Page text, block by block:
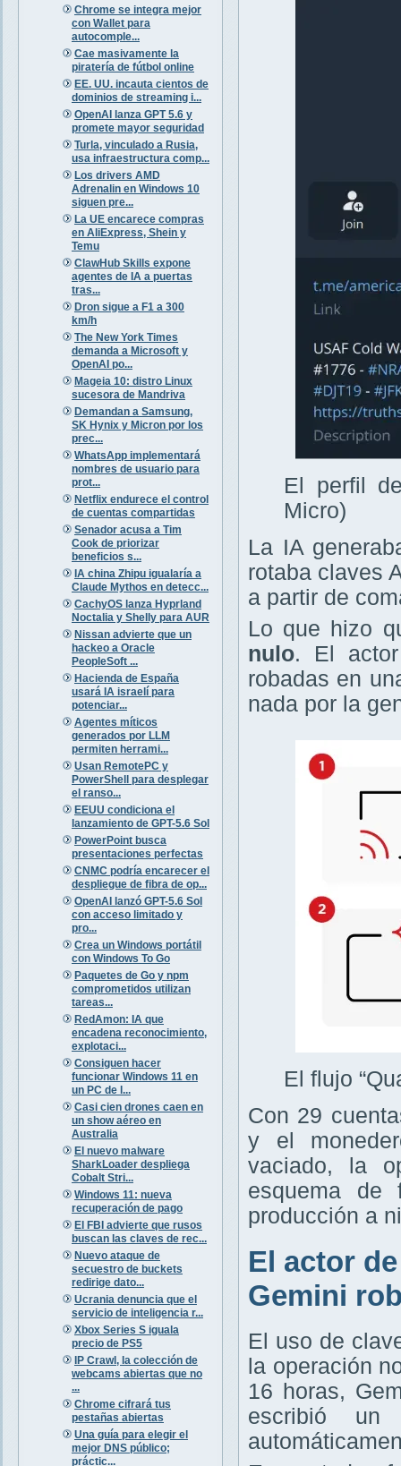
Chrome se integra mejor
con Wallet para
autocomple...
Cae masivamente la
piratería de fútbol online
EE. UU. incauta cientos de
dominios de streaming i...
OpenAI lanza GPT 5.6 y
promete mayor seguridad
Turla, vinculado a Rusia,
usa infraestructura comp...
Los drivers AMD
Adrenalin en Windows 10
siguen pre...
La UE encarece compras
en AliExpress, Shein y
Temu
ClawHub Skills expone
agentes de IA a puertas
tras...
Dron sigue a F1 a 300
km/h
The New York Times
demanda a Microsoft y
OpenAI po...
Mageia 10: distro Linux
sucesora de Mandriva
Demandan a Samsung,
SK Hynix y Micron por los
prec...
WhatsApp implementará
nombres de usuario para
prot...
Netflix endurece el control
de cuentas compartidas
Senador acusa a Tim
Cook de priorizar
beneficios s...
IA china Zhipu igualaría a
Claude Mythos en detecc...
CachyOS lanza Hyprland
Noctalia y Shelly para AUR
Nissan advierte que un
hackeo a Oracle
PeopleSoft ...
Hacienda de España
usará IA israelí para
potenciar...
Agentes míticos
generados por LLM
permiten herrami...
Usan RemotePC y
PowerShell para desplegar
el ranso...
EEUU condiciona el
lanzamiento de GPT-5.6 Sol
PowerPoint busca
presentaciones perfectas
CNMC podría encarecer el
despliegue de fibra de op...
OpenAI lanzó GPT-5.6 Sol
con acceso limitado y
pro...
Crea un Windows portátil
con Windows To Go
Paquetes de Go y npm
comprometidos utilizan
tareas...
RedAmon: IA que
encadena reconocimiento,
explotaci...
Consiguen hacer
funcionar Windows 11 en
un PC de l...
Casi cien drones caen en
un show aéreo en
Australia
El nuevo malware
SharkLoader despliega
Cobalt Stri...
Windows 11: nueva
recuperación de pago
El FBI advierte que rusos
buscan las claves de rec...
Nuevo ataque de
secuestro de buckets
redirige dato...
Ucrania denuncia que el
servicio de inteligencia r...
Xbox Series S iguala
precio de PS5
IP Crawl, la colección de
webcams abiertas que no
...
Chrome cifrará tus
pestañas abiertas
Una guía para elegir el
mejor DNS público;
práctic...
El perfil
Micro)
La IA
rotaba claves
a partir de
Lo que hizo
nulo. El
robadas en
nada por la
El flujo
Con 29
y el
vaciado, la
esquema de
producción a
El actor
Gemini
El uso de
la operación
16 horas,
escribió un